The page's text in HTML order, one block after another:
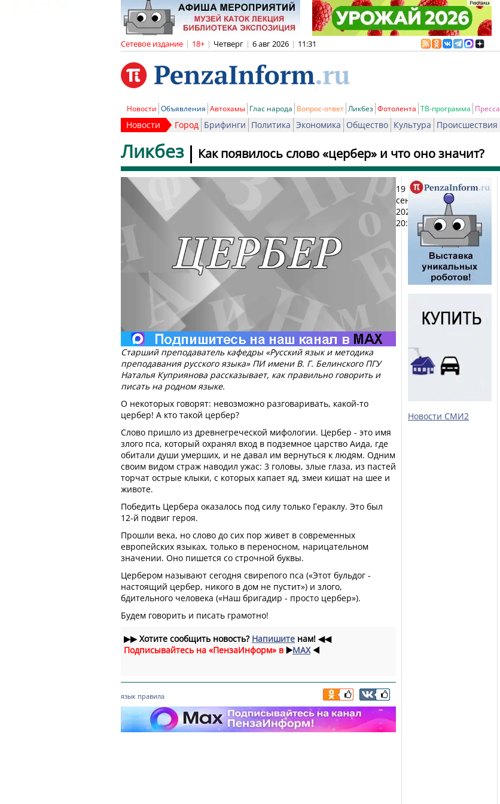
Сетевое издание | 18+ | Четверг | 6 авг 2026 | 11:31
Новости Объявления Автохамы Глас народа Вопрос-ответ Ликбез Фотолента ТВ-программа Пресса
Новости Город Брифинги Политика Экономика Общество Культура Происшествия
Как появилось слово «цербер» и что оно значит?
Ликбез
19
сентября
2025,
20:00
Старший преподаватель кафедры «Русский язык и методика
преподавания русского языка» ПИ имени В. Г. Белинского ПГУ
Наталья Куприянова рассказывает, как правильно говорить и
писать на родном языке.
О некоторых говорят: невозможно разговаривать, какой-то
цербер! А кто такой цербер?
Слово пришло из древнегреческой мифологии. Цербер - это имя
злого пса, который охранял вход в подземное царство Аида, где
обитали души умерших, и не давал им вернуться к людям. Одним
своим видом страж наводил ужас: 3 головы, злые глаза, из пастей
торчат острые клыки, с которых капает яд, змеи кишат на шее и
животе.
Победить Цербера оказалось под силу только Гераклу. Это был
12-й подвиг героя.
Прошли века, но слово до сих пор живет в современных
европейских языках, только в переносном, нарицательном
значении. Оно пишется со строчной буквы.
Цербером называют сегодня свирепого пса («Этот бульдог -
настоящий цербер, никого в дом не пустит») и злого,
бдительного человека («Наш бригадир - просто цербер»).
Будем говорить и писать грамотно!
▶▶Хотите сообщить новость? Напишите нам! ◀◀
Подписывайтесь на «ПензаИнформ» в ▶️MAX ◀️
язык правила
Новости СМИ2